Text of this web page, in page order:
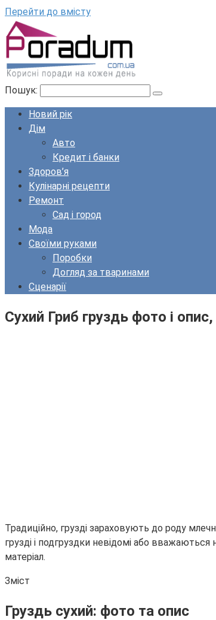
Перейти до вмісту
Пошук:
Новий рік
Дім
Авто
Кредит і банки
Здоров’я
Кулінарні рецепти
Ремонт
Сад і город
Мода
Своїми руками
Поробки
Догляд за тваринами
Сценарії
Сухий Гриб груздь фото і
Традиційно, грузді зараховують до роду
грузді і подгруздки невідомі або вважаються
матеріал.
Зміст
Груздь сухий: фото та опис